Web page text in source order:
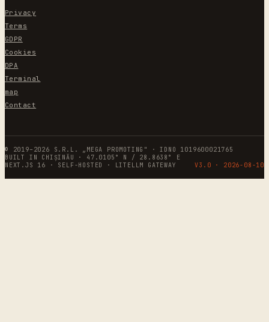
Privacy
Terms
GDPR
Cookies
DPA
Terminal
map
Contact
© 2019–2026 S.R.L. „MEGA PROMOTING" · IDNO 1019600021765
BUILT IN CHIȘINĂU · 47.0105° N / 28.8638° E
NEXT.JS 16 · SELF-HOSTED · LITELLM GATEWAY
V3.0 · 2026-08-10